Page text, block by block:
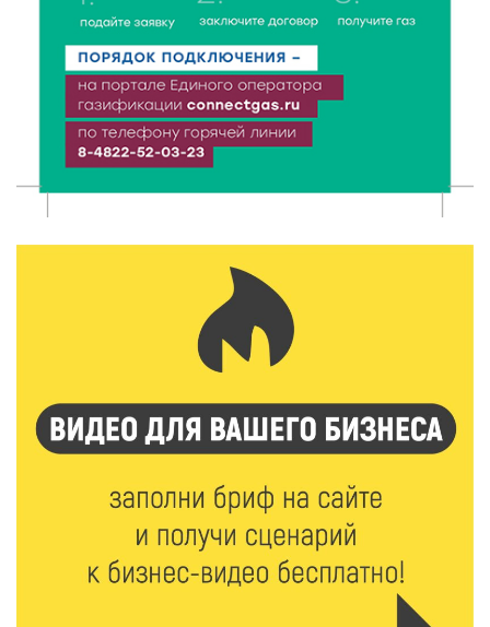
Туристический азарт и командный дух: в
Максатихинском округе завершился молодёжный
фестиваль
5 Авг 2026 18:42 298
Виталий Королев: 58 пространств благоустроят в
От Святого Августина до кислотных рейвов:
необычная лекция об истории танцевальной
Завершается обустройство трассы
Витязи — Духовщина — Белый — Нелидово в
Тверской области
«Зарядка со стражем порядка»: как в Нелидово
приобщают детей к здоровому образу жизни